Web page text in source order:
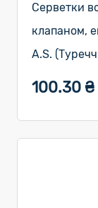
Серветки
клапаном,
A.S.
100.30 ₴